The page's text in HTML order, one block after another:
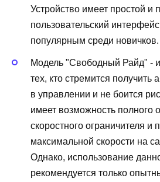
Устройство имеет простой и
пользовательский
популярным среди новичков.
Модель "Свободный Райд" -
тех, кто стремится получить
в управлении и не боится
имеет возможность полного
скоростного ограничителя и
максимальной скорости на
Однако, использование
рекомендуется только